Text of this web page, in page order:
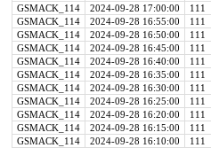
GSMACK_114
2024-09-28 17:00:00 111
GSMACK_114
2024-09-28 16:55:00 111
GSMACK_114
2024-09-28 16:50:00 111
GSMACK_114
2024-09-28 16:45:00 111
GSMACK_114
2024-09-28 16:40:00 111
GSMACK_114
2024-09-28 16:35:00 111
GSMACK_114
2024-09-28 16:30:00 111
GSMACK_114
2024-09-28 16:25:00 111
GSMACK_114
2024-09-28 16:20:00 111
GSMACK_114
2024-09-28 16:15:00 111
GSMACK_114
2024-09-28 16:10:00 111